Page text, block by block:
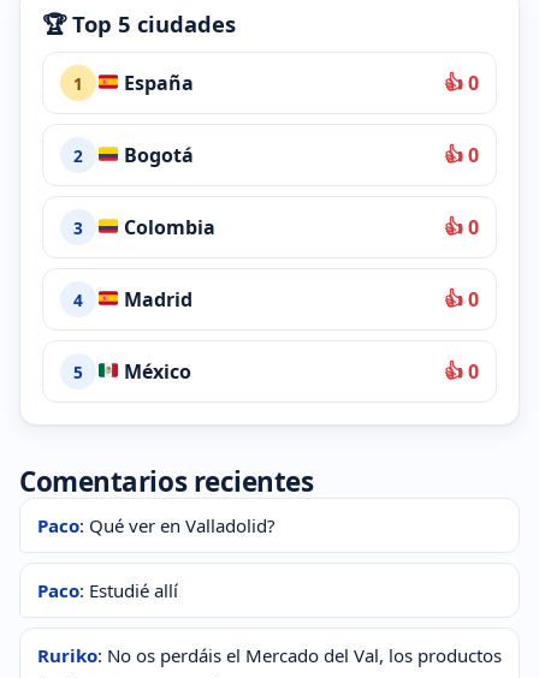
🏆 Top 5 ciudades
1 España 👍 0
2 Bogotá 👍 0
3 Colombia 👍 0
4 Madrid 👍 0
5 México 👍 0
Comentarios recientes
Paco: Qué ver en Valladolid?
Paco: Estudié allí
Ruriko: No os perdáis el Mercado del Val, los productos